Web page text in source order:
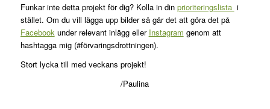
Funkar inte detta projekt för dig? Kolla in din prioriteringslista i
stället. Om du vill lägga upp bilder så går det att göra det på
Facebookunder relevant inlägg eller Instagram genom att
hashtagga mig (#förvaringsdrottningen).
Stort lycka till med veckans projekt!
/Paulina